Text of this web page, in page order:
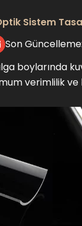
Sistem
Son
boylarında
verimlilik